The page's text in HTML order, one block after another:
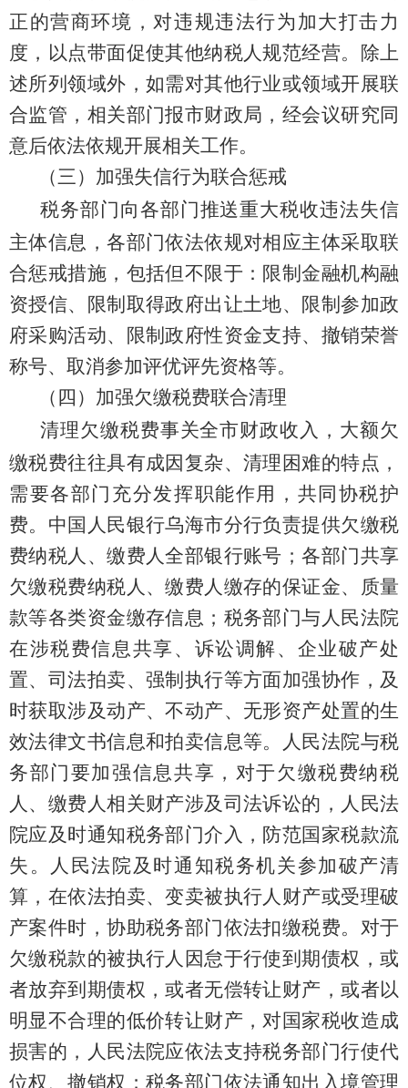
正的营商环境，对违规违法行为加大打击力
度，以点带面促使其他纳税人规范经营。除上
述所列领域外，如需对其他行业或领域开展联
合监管，相关部门报市财政局 ，经会议研究同
意后依法依规开展相关工作。
（三）加强失信行为联合惩戒
税务部门向各部门推送重大税收违法失信
主体信息，各部门依法依规对相应主体采取联
合惩戒措施，包括但不限于：限制金融机构融
资授信、限制取得政府出让土地、限制参加政
府采购活动、限制政府性资金支持、撤销荣誉
称号、取消参加评优评先资格等。
（四）加强欠缴税费联合清理
清理欠缴税费事关全市财政收入，大额欠
缴税费往往具有成因复杂、清理困难的特点，
需要各部门充分发挥职能作用，共同协税护
费。 中国 人民银行乌海市分行负责提供欠缴税
费纳税人、缴费人全部银行账号；各部门共享
欠缴税费纳税人、缴费人缴存的保证金、质量
款等各类资金缴存信息；税务部门与人民法院
在涉税费信息共享、诉讼调解、企业破产处
置、司法拍卖、强制执行等方面加强协作，及
时获取涉及动产、不动产、无形资产处置的生
效法律文书信息和拍卖信息等。人民法院与税
务部门要加强信息共享，对于欠缴税费纳税
人、缴费人相关财产涉及司法诉讼的，人民法
院应及时通知税务部门介入，防范国家税款流
失。人民法院及时通知税务机关参加破产清
算，在依法拍卖、变卖被执行人财产或受理破
产案件时，协助税务部门依法扣缴税费。对于
欠缴税款的被执行人因怠于行使到期债权，或
者放弃到期债权，或者无偿转让财产，或者以
明显不合理的低价转让财产，对国家税收造成
损害的，人民法院应依法支持税务部门行使代
位权、撤销权；税务部门依法通知出入境管理